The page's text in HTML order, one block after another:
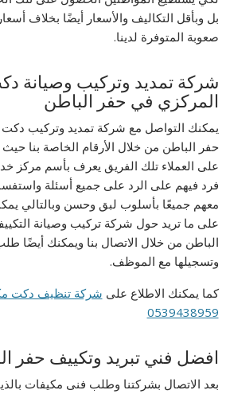
بل وبأقل التكاليف والأسعار أيضًا بخلاف
صعوبة المتوفرة لدينا.
شركة تمديد وتركيب وصيانة
المركزي في حفر الباطن
يمكنك التواصل مع شركة تمديد وتركيب
حفر الباطن من خلال الأرقام الخاصة بنا
على العملاء تلك الفريق يعرف بأسم مركز
فرد فيهم على الرد على جميع أسئلة
معهم جميعًا بأسلوب لبق وحسن وبالتالي
على ما تريد حول شركة تركيب وصيانة
الباطن من خلال الاتصال بنا ويمكنك أيضًا
وتسجيلها مع الموظف.
كما يمكنك الاطلاع على شركة تنظيف دكت
0539438959
افضل فني تبريد وتكييف حفر
بعد الاتصال بشركتنا وطلب فنى مكيفات